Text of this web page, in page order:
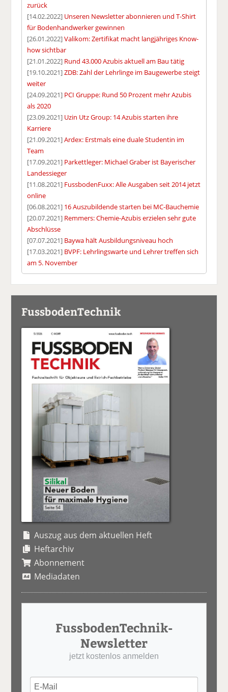
zurück
[14.02.2022] Unseren Newsletter abonnieren und T-Shirt
für Bodenhandwerker gewinnen
[26.01.2022]Valikom: Zertifikat macht langjähriges Know-
how sichtbar
[21.01.2022] Rund 43.000 Azubis aktuell am Bau tätig
[19.10.2021]ZDB: Zahl der Lehrlinge im Baugewerbe steigt
weiter
[24.09.2021] PCI Gruppe: Rund 50 Prozent mehr Azubis
als 2020
[23.09.2021] Uzin Utz Group: 14 Azubis starten ihre
Karriere
[21.09.2021]Ardex: Erstmals eine duale Studentin im
Team
[17.09.2021] Parkettleger: Michael Graber ist Bayerischer
Landessieger
[11.08.2021] FussbodenFuxx: Alle Ausgaben seit 2014 jetzt
online
[06.08.2021] 16 Auszubildende starten bei MC-Bauchemie
[20.07.2021] Remmers: Chemie-Azubis erzielen sehr gute
Abschlüsse
[07.07.2021] Baywa hält Ausbildungsniveau hoch
[17.03.2021] BVPF: Lehrlingswarte und Lehrer treffen sich
am 5. November
FussbodenTechnik
Auszug aus dem aktuellen Heft
Heftarchiv
Abonnement
Mediadaten
FussbodenTechnik-
Newsletter
jetzt kostenlos anmelden